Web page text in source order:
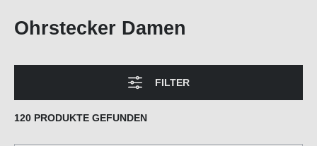
Ohrstecker Damen
FILTER
120 PRODUKTE GEFUNDEN